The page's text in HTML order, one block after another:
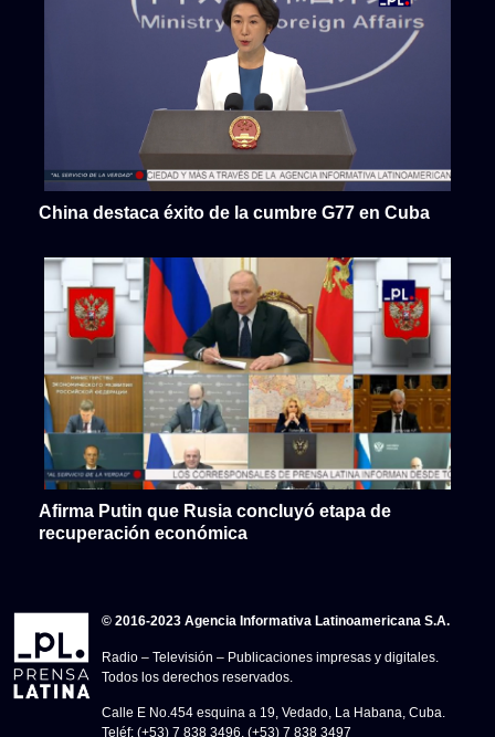
China destaca éxito de la cumbre G77 en Cuba
Afirma Putin que Rusia concluyó etapa de
recuperación económica
© 2016-2023 Agencia Informativa Latinoamericana S.A.
Radio – Televisión – Publicaciones impresas y digitales.
Todos los derechos reservados.
Calle E No.454 esquina a 19, Vedado, La Habana, Cuba.
Teléf: (+53) 7 838 3496, (+53) 7 838 3497